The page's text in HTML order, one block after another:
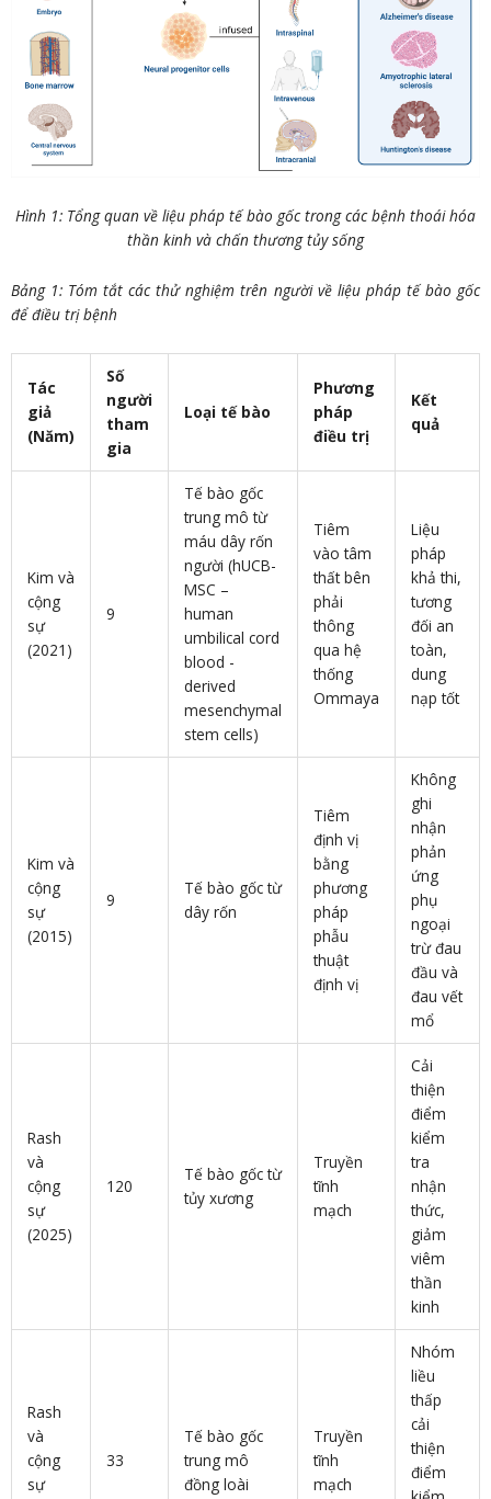
Hình 1: Tổng quan về liệu pháp tế bào gốc trong các bệnh thoái hóa
thần kinh và chấn thương tủy sống
Bảng 1: Tóm tắt các thử nghiệm trên người về liệu pháp tế bào gốc
để điều trị bệnh
Tác
giả
(Năm)
Số
người
tham
gia
Loại tế bào
Phương
pháp
điều trị
Kết
quả
Kim và
cộng
sự
(2021)
9
Tế bào gốc
trung mô từ
máu dây rốn
người (hUCB-
MSC –
human
umbilical cord
blood -
derived
mesenchymal
stem cells)
Tiêm
vào tâm
thất bên
phải
thông
qua hệ
thống
Ommaya
Liệu
pháp
khả thi,
tương
đối an
toàn,
dung
nạp tốt
Kim và
cộng
sự
(2015)
9
Tế bào gốc từ
dây rốn
Tiêm
định vị
bằng
phương
pháp
phẫu
thuật
định vị
Không
ghi
nhận
phản
ứng
phụ
ngoại
trừ đau
đầu và
đau vết
mổ
Rash
và
cộng
sự
(2025)
120
Tế bào gốc từ
tủy xương
Truyền
tĩnh
mạch
Cải
thiện
điểm
kiểm
tra
nhận
thức,
giảm
viêm
thần
kinh
Rash
và
cộng
sự
33
Tế bào gốc
trung mô
đồng loài
Truyền
tĩnh
mạch
Nhóm
liều
thấp
cải
thiện
điểm